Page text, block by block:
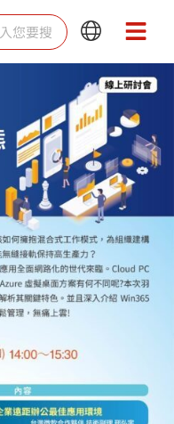
Main
Menu
Main
Menu